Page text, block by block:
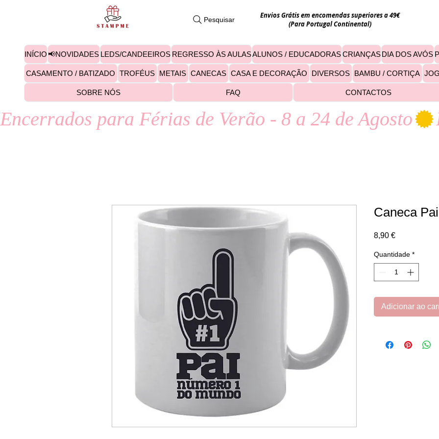
Pesquisar
Envios Grátis em encomendas superiores a 49€
(Para Portugal Continental)
Caneca
8,90 €Preço
Quantidade *
Adicionar ao
INÍCIO 📢NOVIDADES LEDS/CANDEEIROS REGRESSO ÀS AULASALUNOS / EDUCADORASCRIANÇASDIA DOS AVÓS
CASAMENTO / BATIZADO TROFÉUS METAIS CANECAS CASA E DECORAÇÃO DIVERSOS BAMBU / CORTIÇA
SOBRE NÓS FAQ CONTACTOS
Encerrados para Férias de Verão - 8 a 24 de Agosto